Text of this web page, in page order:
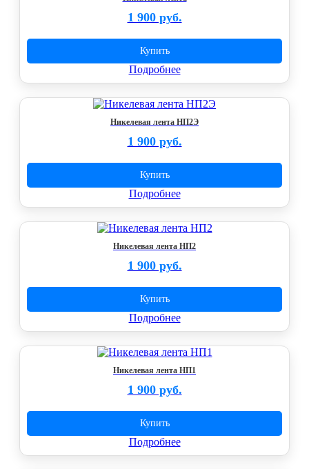
1 900 руб.
Купить
Подробнее
Никелевая лента НП2Э
1 900 руб.
Купить
Подробнее
Никелевая лента НП2
1 900 руб.
Купить
Подробнее
Никелевая лента НП1
1 900 руб.
Купить
Подробнее